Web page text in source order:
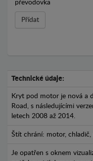
převodovka
Přídat
Technické údaje:
Kryt pod motor je nová a
Road, s následujícími
letech 2008 až 2014.
Štít chrání: motor, chladič,
Je opatřen s oknem